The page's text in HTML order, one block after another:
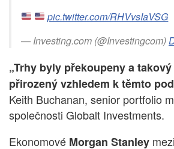
pic.twitter.com/RHVvsIaVSG
— Investing.com (@Investingcom)
„Trhy byly překoupeny a
přirozený vzhledem k těmto
Keith Buchanan, senior portfolio
společnosti Globalt Investments.
Ekonomové Morgan Stanley